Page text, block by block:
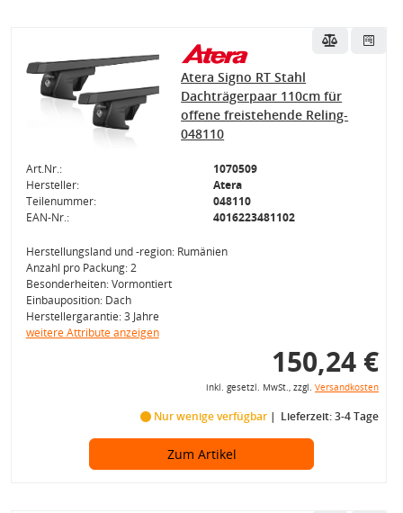
Atera Signo RT Stahl
Dachträgerpaar 110cm für
offene freistehende Reling-
048110
Art.Nr.:
1070509
Hersteller:
Atera
Teilenummer:
048110
EAN-Nr.:
4016223481102
Herstellungsland und -region: Rumänien
Anzahl pro Packung: 2
Besonderheiten: Vormontiert
Einbauposition: Dach
Herstellergarantie: 3 Jahre
weitere Attribute anzeigen
150,24 €
inkl. gesetzl. MwSt., zzgl. Versandkosten
Nur wenige verfügbar Lieferzeit: 3-4 Tage
Zum Artikel